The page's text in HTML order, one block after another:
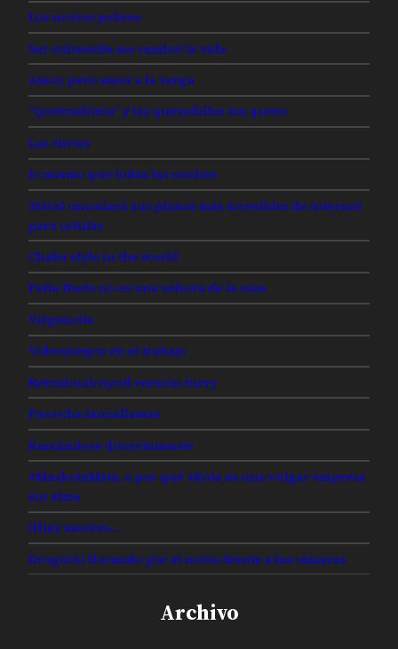
Los novios pobres
Ser culisuelta me cambió la vida
Amor, pero amor a la verga
“Quetzaditzin” y las quesadillas sin queso
Las chicas
lo mismo que todas las noches
Telcel cancelará sus planes más accesibles de internet
para celular
Chaka style in the world
Peña Nieto no es una señora de la casa
Virgencita
Videojuegos en el trabajo
Netzahualcóyotl versión furry
Panocha lanzallamas
Rascándose discretamente
#MaskotaMata, o por qué +Kota es una vulgar empresa
sin alma
(H)ay amores…
Droguito llorando por el novio frente a las cámaras
Archivo